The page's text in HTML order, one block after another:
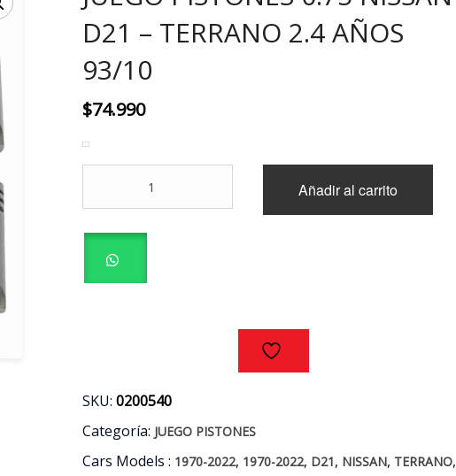
D21 – TERRANO 2.4 AÑOS
93/10
$74.990
0.75
NISSAN
TERRANO
Añadir al carrito
SKU:0200540
Categoría: JUEGO PISTONES
Cars Models : 1970-2022, 1970-2022, D21, NISSAN, TERRANO,